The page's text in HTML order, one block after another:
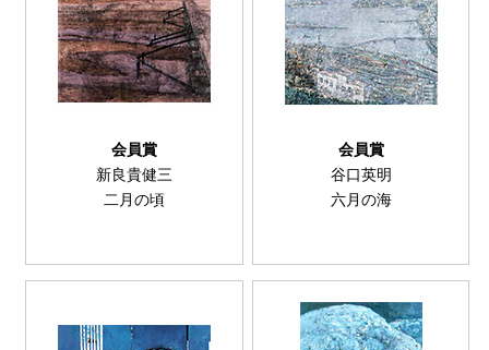
会員賞
新良貴健三
二月の頃
会員賞
谷口英明
六月の海